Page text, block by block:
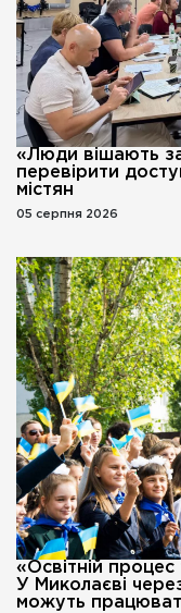
«Люди вішають
перевірити
містян
05 серпня 2026
«Освітній
У Миколаєві
можуть